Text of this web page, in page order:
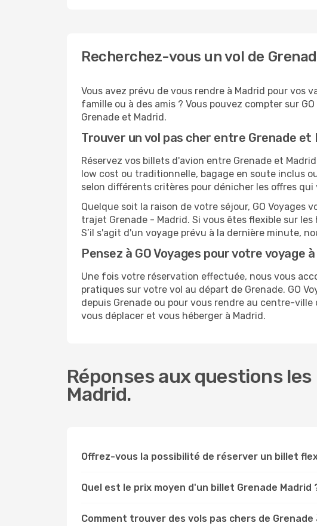
Recherchez-vous un vol de
Vous avez prévu de vous rendre à Madrid pour vos
famille ou à des amis ? Vous pouvez compter sur
Grenade et Madrid.
Trouver un vol pas cher entre Grenade et
Réservez vos billets d'avion entre Grenade et
low cost ou traditionnelle, bagage en soute inclus
selon différents critères pour dénicher les offres
Quelque soit la raison de votre séjour, GO Voyages
trajet Grenade - Madrid. Si vous êtes flexible sur
S’il s'agit d'un voyage prévu à la dernière minute,
Pensez à GO Voyages pour votre voyage
Une fois votre réservation effectuée, nous vous
pratiques sur votre vol au départ de Grenade. GO
depuis Grenade ou pour vous rendre au centre-
vous déplacer et vous héberger à Madrid.
Réponses aux questions
Madrid.
Offrez-vous la possibilité de réserver un billet
Quel est le prix moyen d'un billet Grenade Madrid
Comment trouver des vols pas chers de Grenade